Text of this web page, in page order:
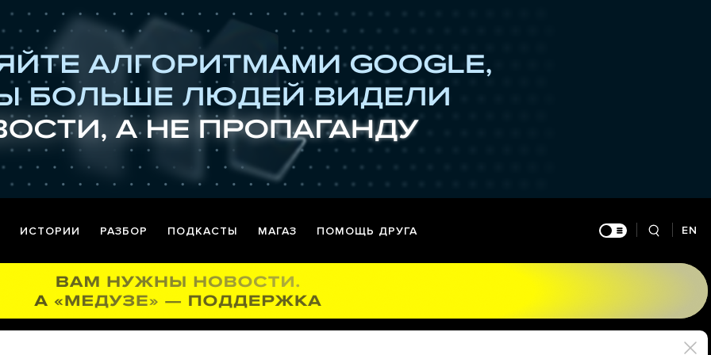
ИСТОРИИ РАЗБОР ПОДКАСТЫ МАГАЗ ПОМОЩЬ ДРУГА EN